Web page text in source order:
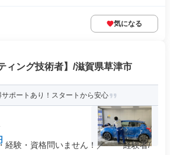
気になる
ィング技術者】/滋賀県草津市
ポートあり！スタートから安心
経験・資格問いません！／ * 経験者/